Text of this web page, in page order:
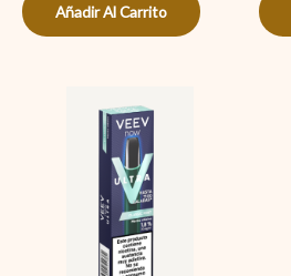
Añadir Al Carrito
VEEV
now
ULTRA
Classic
Mint
(Menta